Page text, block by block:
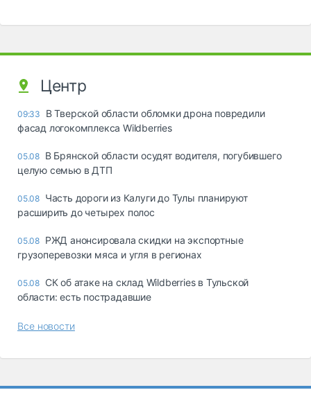
Центр
09:33
В Тверской области обломки дрона повредили
фасад логокомплекса Wildberries
05.08 В Брянской области осудят водителя, погубившего
целую семью в ДТП
05.08 Часть дороги из Калуги до Тулы планируют
расширить до четырех полос
05.08 РЖД анонсировала скидки на экспортные
грузоперевозки мяса и угля в регионах
05.08 СК об атаке на склад Wildberries в Тульской
области: есть пострадавшие
Все новости